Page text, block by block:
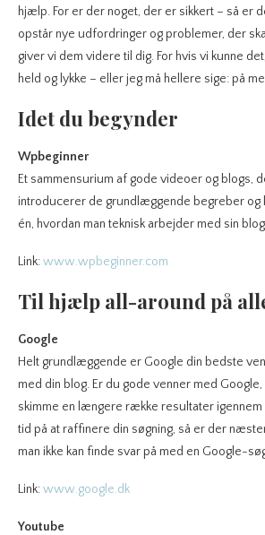
hjælp. For er der noget, der er sikkert – så er
opstår nye udfordringer og problemer, der
giver vi dem videre til dig. For hvis vi kunne
held og lykke – eller jeg må hellere sige: på
Idet du begynder
Wpbeginner
Et sammensurium af gode videoer og blogs,
introducerer de grundlæggende begreber og
én, hvordan man teknisk arbejder med sin
Link:www.wpbeginner.com
Til hjælp all-around på
Google
Helt grundlæggende er Google din bedste
med din blog. Er du gode venner med
skimme en længere række resultater
tid på at raffinere din søgning, så er der
man ikke kan finde svar på med en Google-
Link:www.google.dk
Youtube